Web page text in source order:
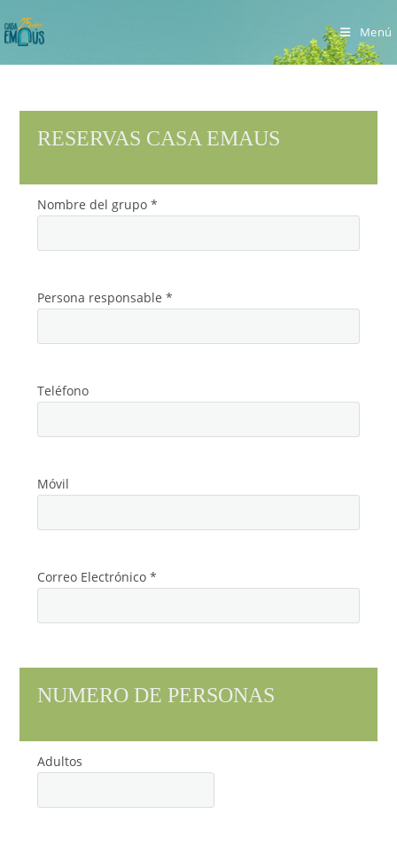
al
Menú
RESERVAS CASA EMAUS
Nombre del grupo *
Persona responsable *
Teléfono
Móvil
Correo Electrónico *
NUMERO DE PERSONAS
Adultos